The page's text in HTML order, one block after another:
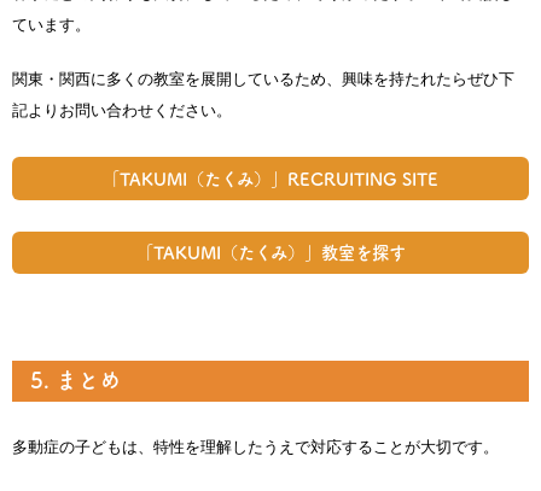
ています。
関東・関西に多くの教室を展開しているため、興味を持たれたらぜひ下
記よりお問い合わせください。
「TAKUMI（たくみ）」RECRUITING SITE
「TAKUMI（たくみ）」教室を探す
5. まとめ
多動症の子どもは、特性を理解したうえで対応することが大切です。